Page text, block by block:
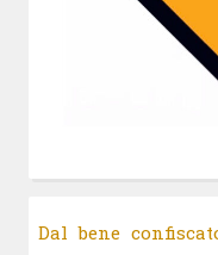
Dal bene